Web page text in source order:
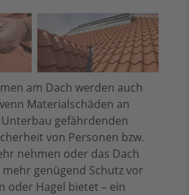
am Dach werden auch
Materialschäden an
gefährdenden
von Personen bzw.
nehmen oder das Dach
genügend Schutz vor
oder Hagel bietet – ein